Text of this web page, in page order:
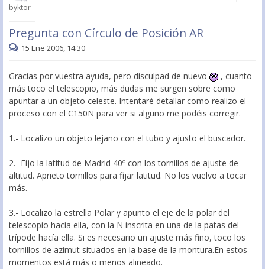
byktor
Pregunta con Círculo de Posición AR
15 Ene 2006, 14:30
Gracias por vuestra ayuda, pero disculpad de nuevo
, cuanto
más toco el telescopio, más dudas me surgen sobre como
apuntar a un objeto celeste. Intentaré detallar como realizo el
proceso con el C150N para ver si alguno me podéis corregir.
1.- Localizo un objeto lejano con el tubo y ajusto el buscador.
2.- Fijo la latitud de Madrid 40º con los tornillos de ajuste de
altitud. Aprieto tornillos para fijar latitud. No los vuelvo a tocar
más.
3.- Localizo la estrella Polar y apunto el eje de la polar del
telescopio hacía ella, con la N inscrita en una de la patas del
trípode hacía ella. Si es necesario un ajuste más fino, toco los
tornillos de azimut situados en la base de la montura.En estos
momentos está más o menos alineado.